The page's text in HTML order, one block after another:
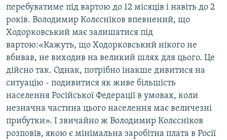
перебуватиме під вартою до 12 місяців і навіть до 2
років. Володимир Колєсніков впевнений, що
Ходорковський має залишатися під
вартою:«Кажуть, що Ходорковський нікого не
вбивав, не виходив на великий шлях для цього. Це
дійсно так. Однак, потрібно інакше дивитися на
ситуацію - подивитися як живе більшість
населення Російської Федерації в умовах, коли
незначна частина цього населення має величезні
прибутки». І звичайно ж Володимир Колєсніков
розповів, якою є мінімальна заробітна плата в Росії